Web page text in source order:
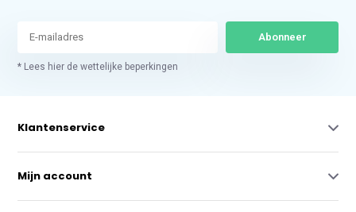
Abonneer
* Lees hier de wettelijke beperkingen
Klantenservice
Mijn account